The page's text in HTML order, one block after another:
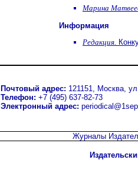
Марина
Информация
Редакция.
Почтовый адрес: 121151, Москва,
Телефон: +7 (495) 637-82-73
Электронный адрес:
Журналы